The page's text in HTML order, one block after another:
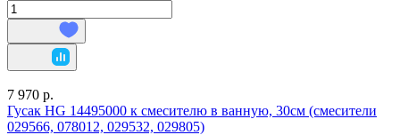
7 970 р.
Гусак HG 14495000 к смесителю в ванную, 30см (смесители
029566, 078012, 029532, 029805)